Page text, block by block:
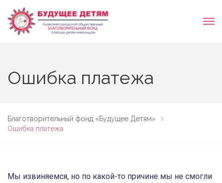
Ошибка платежа
Благотворительный фонд «Будущее Детям»
Ошибка платежа
Мы извиняемся, но по какой-то причине мы не смогли